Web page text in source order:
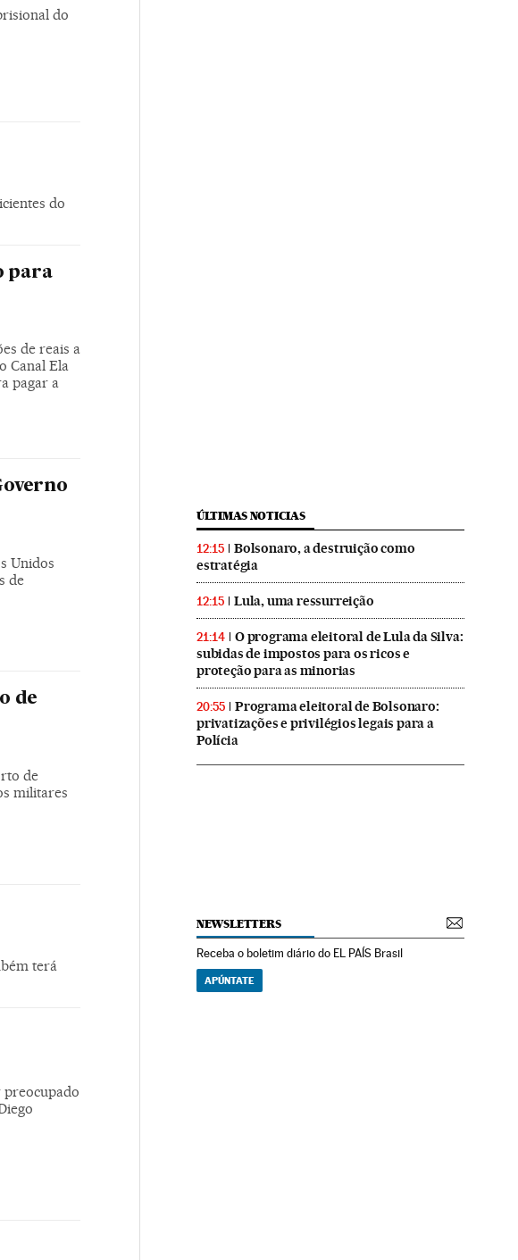
do
do
para
de reais a
Canal Ela
pagar a
Unidos
de
de
de
militares
terá
preocupado
ÚLTIMAS NOTICIAS
12:15
Bolsonaro, a destruição como
estratégia
12:15 Lula, uma ressurreição
21:14
O programa eleitoral de Lula da Silva:
subidas de impostos para os ricos e
proteção para as minorias
20:55
Programa eleitoral de Bolsonaro:
privatizações e privilégios legais para a
Polícia
NEWSLETTERS
Receba o boletim diário do EL PAÍS Brasil
APÚNTATE